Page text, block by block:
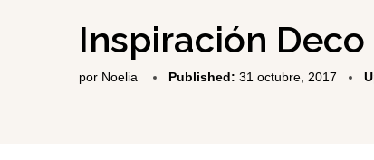
Inspiración
por Noelia Published: 31 octubre, 2017